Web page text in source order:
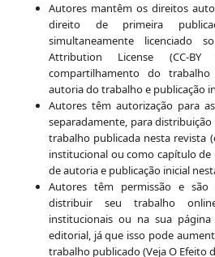
Autores mantêm os direitos
direito de primeira
simultaneamente licenciado
Attribution License (CC-
compartilhamento do
autoria do trabalho e publicação
Autores têm autorização para
separadamente, para
trabalho publicada nesta revista
institucional ou como capítulo
de autoria e publicação inicial
Autores têm permissão e
distribuir seu trabalho
institucionais ou na sua
editorial, já que isso pode
trabalho publicado (Veja O Efeito